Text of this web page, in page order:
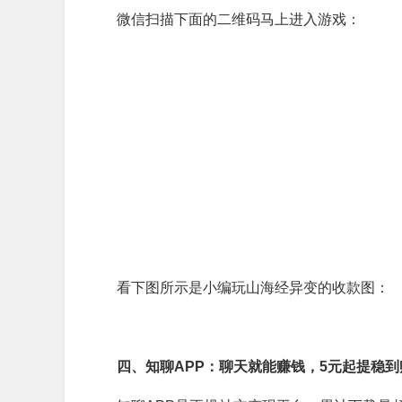
微信扫描下面的二维码马上进入游戏：
看下图所示是小编玩山海经异变的收款图：
四、知聊APP：聊天就能赚钱，5元起提稳到